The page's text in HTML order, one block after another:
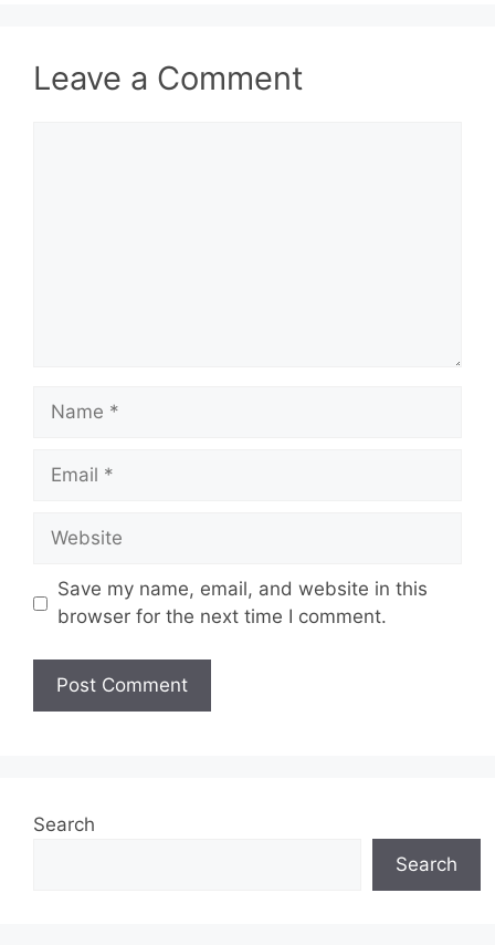
Leave a Comment
Name
Email
Website
Save my name, email, and website in this
browser for the next time I comment.
Search
Search